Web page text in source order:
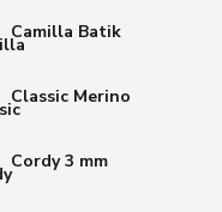
Camilla Batik
Classic Merino
Cordy 3 mm